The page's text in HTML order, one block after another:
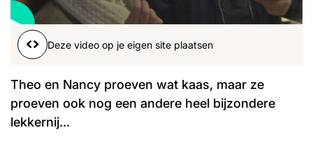
Word lid
Facebook
Instagram
John Julius Martijn
Nieuws Nieuwsbrief
Uitzendingen
Deze video op je eigen site plaatsen
Theo en Nancy proeven wat kaas, maar ze
proeven ook nog een andere heel bijzondere
lekkernij...